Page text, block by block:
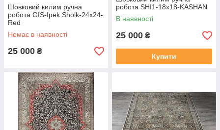
Шовковий килим ручна
робота GIS-Ipek Sholk-24x24-
Red
Немає в наявності
25 000 ₴
робота SHI1-18х18-KASHAN
В наявності
25 000 ₴
Купити